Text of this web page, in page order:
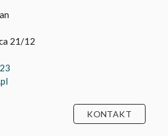
21/12
KONTAKT